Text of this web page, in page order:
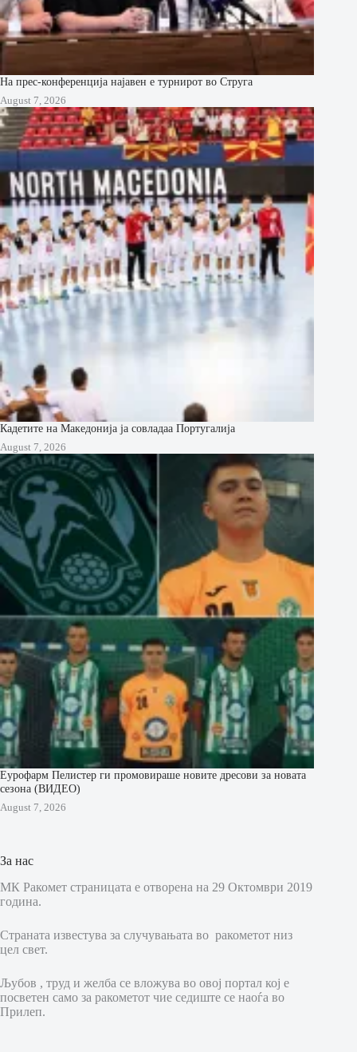
На прес-конференција најавен е турнирот во Струга
August 7, 2026
Кадетите на Македонија ја совладаа Португалија
August 7, 2026
Еурофарм Пелистер ги промовираше новите дресови за новата
сезона (ВИДЕО)
August 7, 2026
За нас
МК Ракомет страницата е отворена на 29 Октомври 2019
година.
Страната известува за случувањата во ракометот низ
цел свет.
Љубов , труд и желба се вложува во овој портал кој е
посветен само за ракометот чие седиште се наоѓа во
Прилеп.